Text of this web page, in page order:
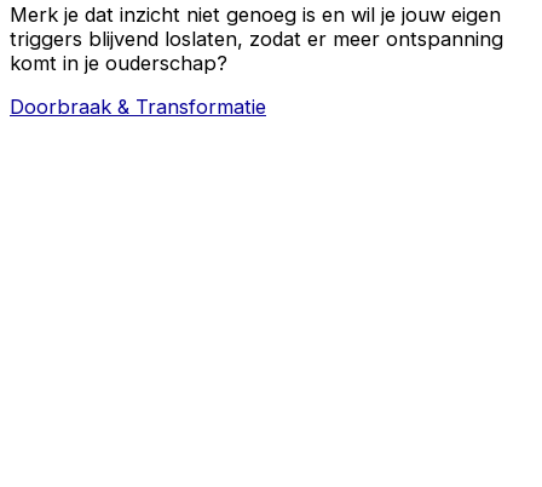
Merk je dat inzicht niet genoeg is en wil je jouw eigen
triggers blijvend loslaten, zodat er meer ontspanning
komt in je ouderschap?
Doorbraak & Transformatie